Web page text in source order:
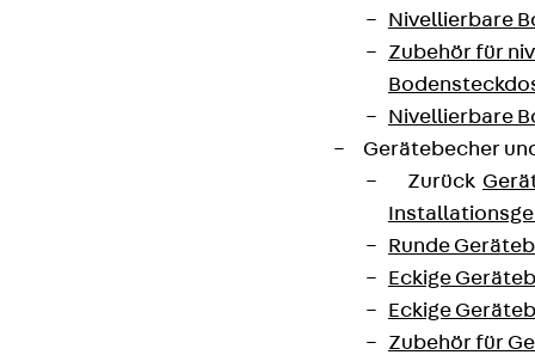
Nivellierbare
Zubehör für
Nivellierbare
Gerätebecher
Zurück
Runde
Eckige
Eckige
Zubehör für